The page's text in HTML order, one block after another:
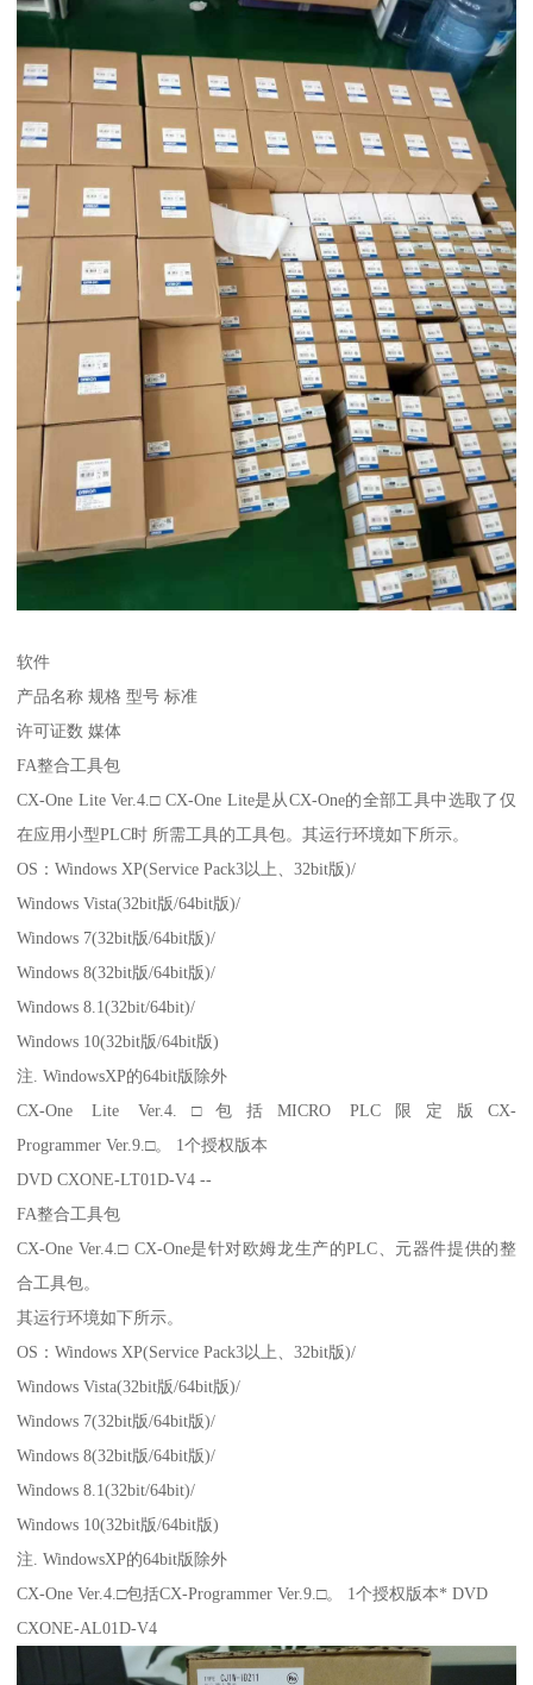
软件
产品名称 规格 型号 标准
许可证数 媒体
FA整合工具包
CX-One Lite Ver.4.□ CX-One Lite是从CX-One的全部工具中选取了仅
在应用小型PLC时 所需工具的工具包。其运行环境如下所示。
OS：Windows XP(Service Pack3以上、32bit版)/
Windows Vista(32bit版/64bit版)/
Windows 7(32bit版/64bit版)/
Windows 8(32bit版/64bit版)/
Windows 8.1(32bit/64bit)/
Windows 10(32bit版/64bit版)
注. WindowsXP的64bit版除外
CX-One Lite Ver.4.□包括MICRO PLC限定版CX-
Programmer Ver.9.□。 1个授权版本
DVD CXONE-LT01D-V4 --
FA整合工具包
CX-One Ver.4.□ CX-One是针对欧姆龙生产的PLC、元器件提供的整
合工具包。
其运行环境如下所示。
OS：Windows XP(Service Pack3以上、32bit版)/
Windows Vista(32bit版/64bit版)/
Windows 7(32bit版/64bit版)/
Windows 8(32bit版/64bit版)/
Windows 8.1(32bit/64bit)/
Windows 10(32bit版/64bit版)
注. WindowsXP的64bit版除外
CX-One Ver.4.□包括CX-Programmer Ver.9.□。 1个授权版本* DVD
CXONE-AL01D-V4